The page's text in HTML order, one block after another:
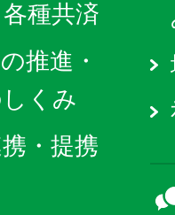
種共済
推進・
くみ
・提携